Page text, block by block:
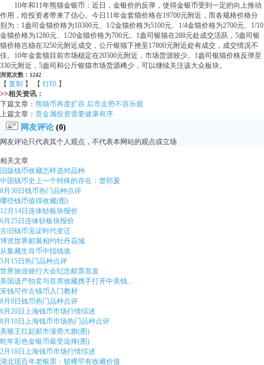
10年和11年熊猫金银币：近日，金银价的反弹，使得金银币受到一定的向上推动
作用，给投资者带来了信心。今日11年金套猫价格在19700元附近，而各规格价格分
别为：1盎司金猫价格为10300元、1/2金猫价格为5100元、1/4金猫价格为2700元、1/10
金猫价格为1280元、1/20金猫价格为700元。1盎司银猫在288元处成交活跃，5盎司银
猫价格岂稳在3250元附近成交，公斤银猫下挫至17800元附近处有成交，成交情况不
佳。10年金套猫目前市场稳定在20500元附近，市场货源较少。1盎司银猫价格反弹至
330元附近，5盎司和公斤银猫市场货源稀少，可以继续关注该大众板块。
浏览次数：1242
【 复制 】 【 打印 】
>>相关资讯：
下篇文章： 熊猫币再度扩容 后市走势不容乐观
上篇文章： 贵金属投资需要健康有序
网友评论 (0)
网友评论只代表其个人观点，不代表本网站的观点或立场
相关文章
旧版钱币收藏怎样选对品种
中国钱币史上一个特殊的存在：楚郢爰
8月30日钱币热门品种点评
哪些钱币值得收藏(图)
12月14日连体钞板块报价
6月25日连体钞板块报价
古旧钱币见证时代变迁
博览世界邮展相约牡丹花城
从集藏生肖币中找钱途
5月15日热门品种点评
世界旅游旅行大会纪念邮票首发
美国遗产拍卖与首席收藏携手打开中美钱...
宋钱可作古钱币入门教材
8月9日钱币热门品种点评
6月20日上海钱币市场行情综述
8月10日上海钱币市场热门品种点评
美猴王扛起邮市涨势大旗(图)
蛇年彩色金银币最受追捧(图)
2月18日上海钱币市场行情综述
湖北现百年老银票：较稀罕有收藏价值